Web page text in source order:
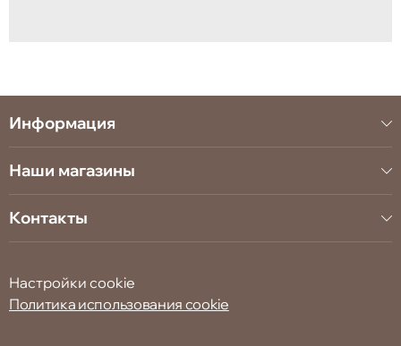
Информация
Наши магазины
Контакты
Настройки cookie
Политика использования cookie